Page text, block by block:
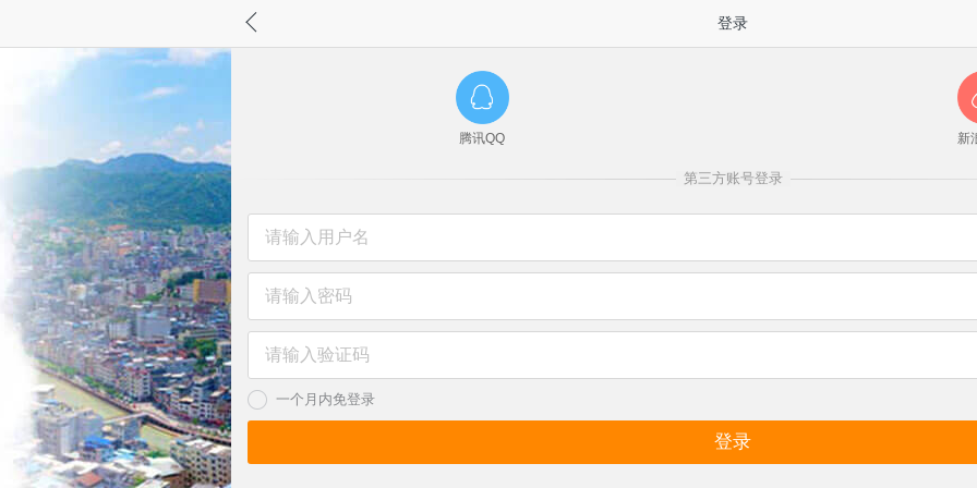
登录
腾讯QQ 新
第三方账号登录
一个月内免登录
登录